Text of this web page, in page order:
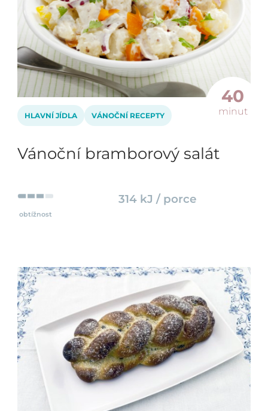
40
minut
HLAVNÍ JÍDLA VÁNOČNÍ RECEPTY
Vánoční bramborový salát
obtížnost
314 kJ / porce